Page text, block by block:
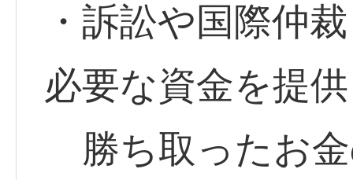
・訴訟や国際仲
必要な資金を提
勝ち取ったお